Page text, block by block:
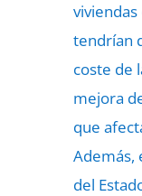
viviendas
tendrían
coste de
mejora
que
Además,
del